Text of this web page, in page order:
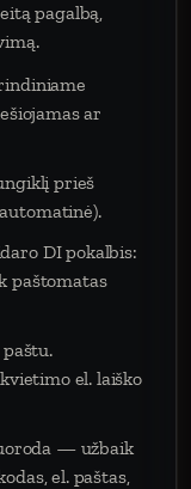
pagalbą,
ar
prieš
DI pokalbis:
paštomatas
el. laiško
— užbaik
el. paštas,